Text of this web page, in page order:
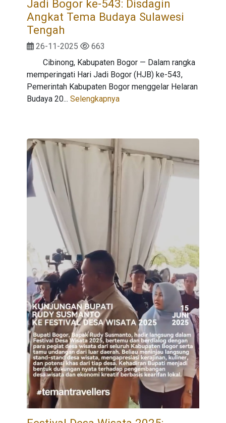
Jadi Bogor ke-543: Disdagin
Angkat Tema Budaya Sulawesi
Tengah
26-11-2025
663
Cibinong, Kabupaten Bogor — Dalam rangka
memperingati Hari Jadi Bogor (HJB) ke-543,
Pemerintah Kabupaten Bogor menggelar Helaran
Budaya 20... Selengkapnya